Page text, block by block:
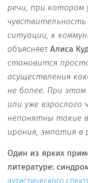
речи, при котором
ситуации, к
объясняетАлиса
становится
осуществления
не более. При
или уже взрослого
непонятны такие
ирония, эмпатия в
Один из ярких
литературе:
аутистического